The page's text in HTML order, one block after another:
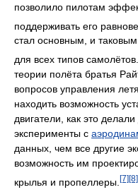
позволило пилотам
поддерживать его
стал основным, и
для всех типов самолётов.
теории полёта братья
вопросов управления
находить возможность
двигатели, как это
эксперименты с
данных, чем все другие
возможность им
крылья и пропеллеры. [7][8]